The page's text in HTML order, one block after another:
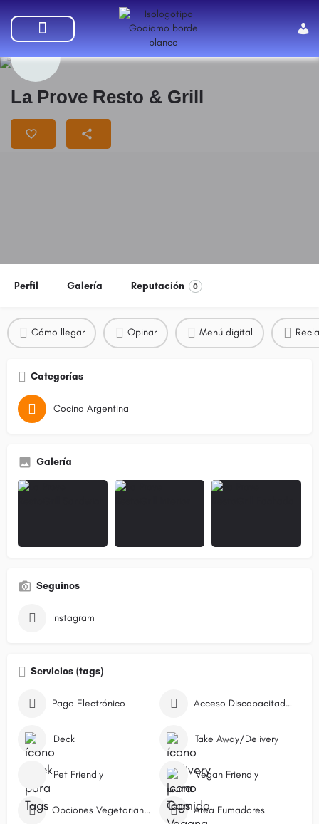
La Prove Resto & Grill
Perfil Galería Reputación 0
Cómo llegar Opinar Menú digital
Categorías
Cocina Argentina
Galería
Seguinos
Instagram
Servicios (tags)
Pago Electrónico Acceso Discapacitados
Deck Take Away/Delivery
Pet Friendly Vegan Friendly
Opciones Vegetarianas Área Fumadores